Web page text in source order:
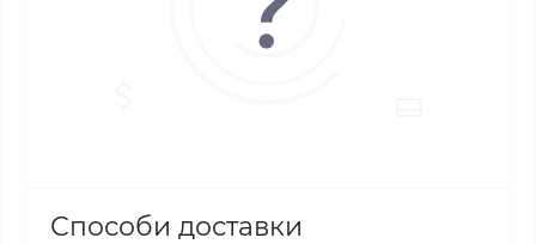
Способи доставки